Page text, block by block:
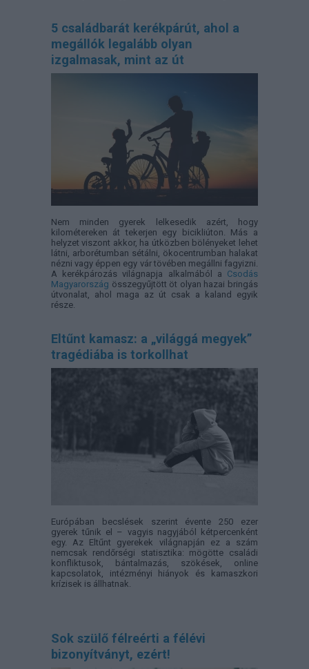
5 családbarát kerékpárút, ahol a
megállók legalább olyan
izgalmasak, mint az út
Nem minden gyerek lelkesedik azért, hogy
kilométereken át tekerjen egy bicikliúton. Más a
helyzet viszont akkor, ha útközben bölényeket lehet
látni, arborétumban sétálni, ökocentrumban halakat
nézni vagy éppen egy vár tövében megállni fagyizni.
A kerékpározás világnapja alkalmából a Csodás
Magyarország összegyűjtött öt olyan hazai bringás
útvonalat, ahol maga az út csak a kaland egyik
része.
Eltűnt kamasz: a „világgá megyek”
tragédiába is torkollhat
Európában becslések szerint évente 250 ezer
gyerek tűnik el – vagyis nagyjából kétpercenként
egy. Az Eltűnt gyerekek világnapján ez a szám
nemcsak rendőrségi statisztika: mögötte családi
konfliktusok, bántalmazás, szökések, online
kapcsolatok, intézményi hiányok és kamaszkori
krízisek is állhatnak.
Sok szülő félreérti a félévi
bizonyítványt, ezért!